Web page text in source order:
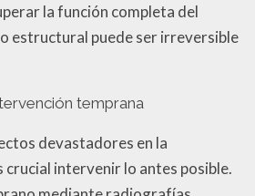
la función completa del
estructural puede ser irreversible
temprana
devastadores en la
intervenir lo antes posible.